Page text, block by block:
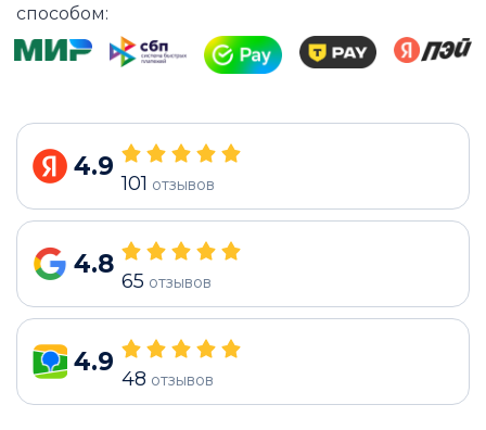
способом:
4.9
101 отзывов
4.8
65 отзывов
4.9
48 отзывов